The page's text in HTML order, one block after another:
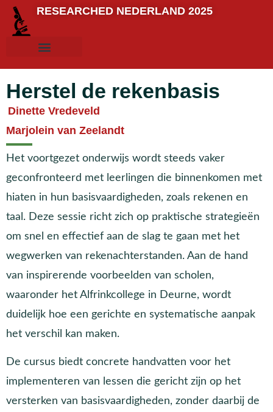
RESEARCHED NEDERLAND 2025
Herstel de rekenbasis
Dinette Vredeveld
Marjolein van Zeelandt
Het voortgezet onderwijs wordt steeds vaker
geconfronteerd met leerlingen die binnenkomen met
hiaten in hun basisvaardigheden, zoals rekenen en
taal. Deze sessie richt zich op praktische strategieën
om snel en effectief aan de slag te gaan met het
wegwerken van rekenachterstanden. Aan de hand
van inspirerende voorbeelden van scholen,
waaronder het Alfrinkcollege in Deurne, wordt
duidelijk hoe een gerichte en systematische aanpak
het verschil kan maken.
De cursus biedt concrete handvatten voor het
implementeren van lessen die gericht zijn op het
versterken van basisvaardigheden, zonder daarbij de